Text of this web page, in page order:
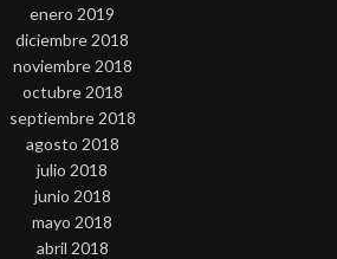
enero 2019
diciembre 2018
noviembre 2018
octubre 2018
septiembre 2018
agosto 2018
julio 2018
junio 2018
mayo 2018
abril 2018